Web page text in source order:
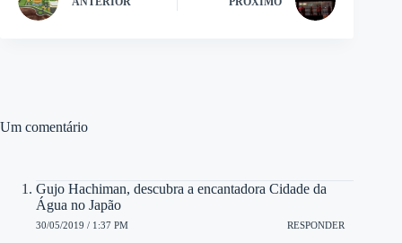
Um comentário
Gujo Hachiman, descubra a encantadora Cidade da
Água no Japão
30/05/2019 / 1:37 PM RESPONDER